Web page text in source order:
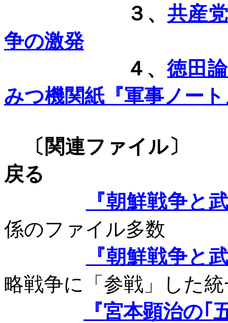
３、 共産
争の激発
４、徳田
みつ機関紙『軍事ノー
〔関連フ
戻る
『朝鮮戦争と
係のファイル多数
『朝鮮戦争と
略戦争に「参戦」した
『宮本顕治の